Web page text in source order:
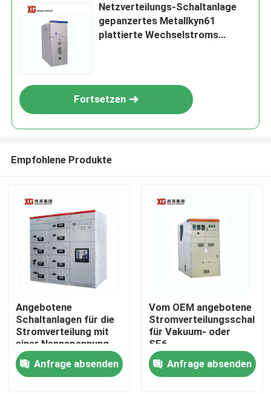
Haus
Produkte
Netzverteilungs-Schaltanlage
gepanzertes Metallkyn61
plattierte Wechselstroms
Fortsetzen
Empfohlene Produkte
Angebotene
Schaltanlagen für die
Stromverteilung mit
einer Nennspannung
von bis zu 17,5 KV
durch OEM
Anfrage absenden
Vom OEM angebotene
für Vakuum- oder
SF6-
Leistungsschalter und
Umgebungstemperatur
-5°C - 40°C
Anfrage absenden